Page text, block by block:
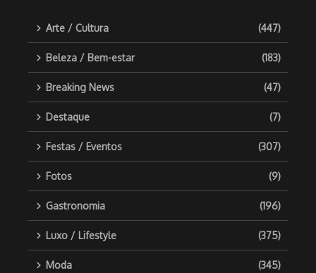
Arte / Cultura (447)
Beleza / Bem-estar (183)
Breaking News (47)
Destaque (7)
Festas / Eventos (307)
Fotos (9)
Gastronomia (196)
Luxo / Lifestyle (375)
Moda (345)